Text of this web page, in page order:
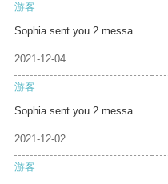
游客
Sophia sent you 2 messa
2021-12-04
游客
Sophia sent you 2 messa
2021-12-02
游客